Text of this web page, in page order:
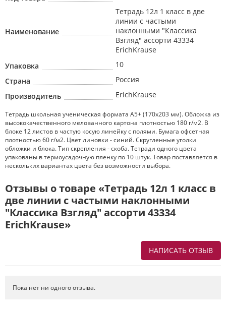
Наименование
Тетрадь 12л 1 класс в две
линии с частыми
наклонными "Классика
Взгляд" ассорти 43334
ErichKrause
Упаковка
10
Страна
Россия
Производитель
ErichKrause
Тетрадь школьная ученическая формата А5+ (170х203 мм). Обложка из
высококачественного мелованного картона плотностью 180 г/м2. В
блоке 12 листов в частую косую линейку с полями. Бумага офсетная
плотностью 60 г/м2. Цвет линовки - синий. Скругленные уголки
обложки и блока. Тип скрепления - скоба. Тетради одного цвета
упакованы в термоусадочную пленку по 10 штук. Товар поставляется в
нескольких вариантах цвета без возможности выбора.
Отзывы о товаре «Тетрадь 12л 1 класс в
две линии с частыми наклонными
"Классика Взгляд" ассорти 43334
ErichKrause»
НАПИСАТЬ ОТЗЫВ
не ошиблись в своем выборе.
Пока нет ни одного отзыва.